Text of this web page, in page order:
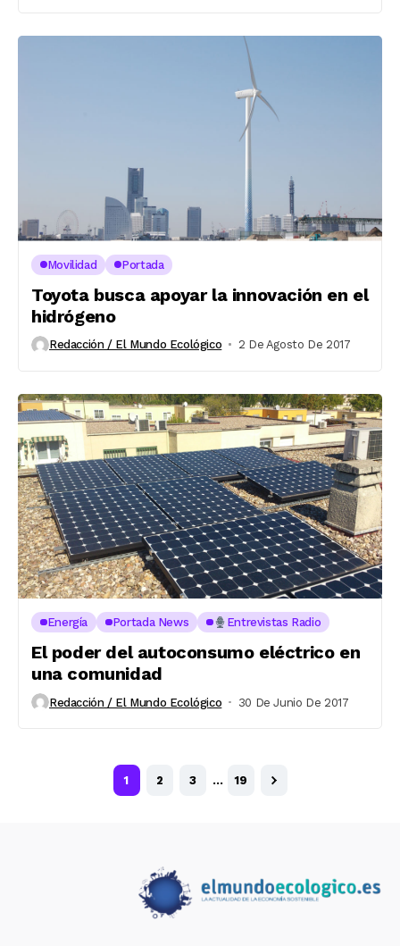
Movilidad Portada
Toyota busca apoyar la innovación en el
hidrógeno
Redacción / El Mundo Ecológico 2 De Agosto De 2017
Energía Portada News Entrevistas Radio
El poder del autoconsumo eléctrico en
una comunidad
Redacción / El Mundo Ecológico 30 De Junio De 2017
1 2 3 … 19